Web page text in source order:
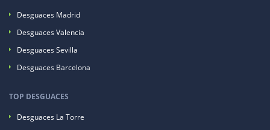
Desguaces Madrid
Desguaces Valencia
Desguaces Sevilla
Desguaces Barcelona
TOP DESGUACES
Desguaces La Torre